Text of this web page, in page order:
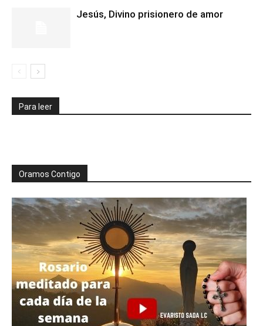
Jesús, Divino prisionero de amor
Para leer
Oramos Contigo